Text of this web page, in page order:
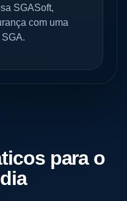
SGASoft,
com uma
para o